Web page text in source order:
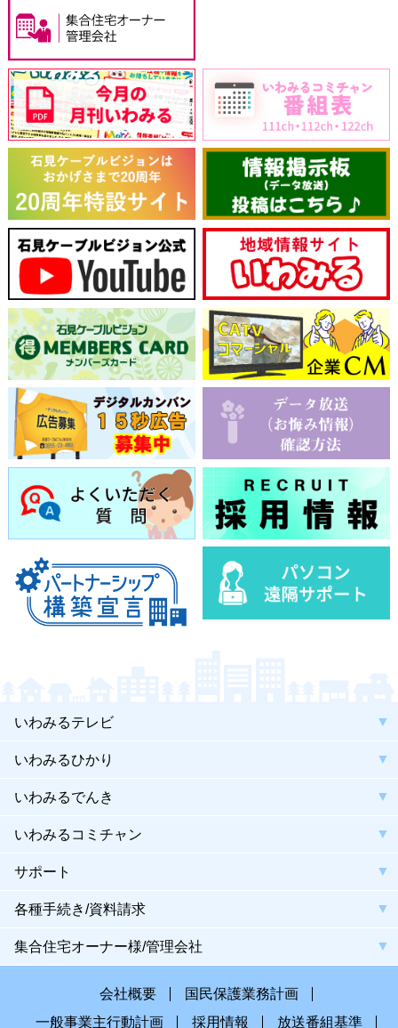
いわみるテレビ
いわみるひかり
いわみるでんき
いわみるコミチャン
サポート
各種手続き/資料請求
集合住宅オーナー様/管理会社
会社概要
国民保護業務計画
一般事業主行動計画
採用情報 放送番組基準